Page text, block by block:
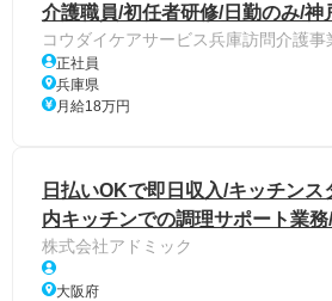
介護職員/初任者研修/日勤のみ/神
コウダイケアサービス兵庫訪問介護事
正社員
兵庫県
月給18万円
日払いOKで即日収入/キッチンス
内キッチンでの調理サポート業
株式会社アドミック
大阪府